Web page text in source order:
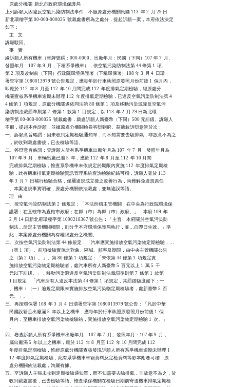
    原處分機關  新北市政府環境保護局
上列訴願人因違反空氣污染防制法事件，不服原處分機關民國 113  年 2  月 29 日
新北環稽字第 00-000-000025  號裁處書所為之處分，提起訴願一案，本府依法決定
如下：
    主    文
訴願駁回。
    事    實
緣訴願人所有機車（車牌號碼：000-0000、出廠年月：民國（下同）107 年 7  月、
發照年月：107 年 9  月，下稱系爭機車），依空氣污染防制法第 44 條第 1  項、
第 2  項及改制前（下同）行政院環境保護署（下稱環保署）108 年 3  月 4  日環
署空字第 1080013979 號公告規定，應每年於行車執照原發照月份前後 1  個月內，
即應於 112  年 8  月至 112  年 10 月間完成 112  年度排氣定期檢驗，經原處分
機關查核系爭機車逾期未辦理 112  年度排氣定期檢驗，已違反空氣污染防制法第 4
4 條第 1  項規定，原處分機關遂依同法第 80 條第 1  項及移動污染源違反空氣污
染防制法裁罰準則第 7  條第 1  款第 1  目規定，以 113  年 2  月 29 日新北環
稽字第 00-000-000025  號裁處書，裁處訴願人新臺幣（下同）500 元罰鍰。訴願人
不服，提起本件訴願，並據原處分機關檢卷答辯到府。茲摘敘訴辯意旨於次：
一、訴願意旨略謂：因未收到定期檢驗通知單，而不知需要去驗排氣，非故意不為之
    ，於收到裁處書後，已去檢驗等語。
二、答辯意旨略謂：查訴願人所有系爭機車出廠年月為 107  年 7  月，發照年月為
    107 年 9  月，車輛出廠已逾 5  年，應於 112  年 8  月至 112  年 10 月間
    完成排氣定期檢驗，惟查系爭機車未依規定於期限內實施 112  年度排氣定期檢
    驗，此有機車排氣定期檢驗資訊管理系統查詢檢驗紀錄可稽，訴願人雖於 113
    年 3  月 7  日補行檢驗合格，僅屬違規成立後之改善行為，尚難解免違規責任
    。本案違規事實明確，原處分機關依法裁處，並無違誤等語。
    理    由
一、按空氣污染防制法第 2  條規定：「本法所稱主管機關：在中央為行政院環境保
    護署；在直轄市為直轄市政府；在縣（市）為縣（巿）政府。」，本府 109  年
    2 月 14 日新北府環秘字第 1090218367 號公告：「主旨：本府關於空氣污染防
    制法…所定主管機關權限，劃分予本府環境保護局執行，並…自即日生效。」準
    此，本案原處分機關為有權限處分之機關。
二、次按空氣污染防制法第 44 條規定：「汽車應實施排放空氣污染物定期檢驗，…
    （第 1  項）。前項檢驗實施之對象、區域、頻率及期限，由中央主管機關公告
    之（第 2  項）。」、第 80 條第 1  項規定：「未依第 44 條第 1  項規定實
    施排放空氣污染物定期檢驗者，處汽車所有人新臺幣 5  百元以上 1  萬 5  千
    元以下罰鍰。」，移動污染源違反空氣污染防制法裁罰準則第 7  條第 1  款第
    1 目規定：「汽車所有人違反本法第 44 條第 1  項規定，其罰鍰額度如下：一
    、機車：（一）逾規定期限未實施排放空氣污染物定期檢驗者，處新臺幣 5  百
    元。」。
三、再按環保署 108  年 3  月 4  日環署空字第 1080013979 號公告：「凡於中華
    民國設籍且出廠滿 5  年以上之機車，應每年於行車執照原發照月份前後 1  個
    月內，至機車排放空氣污染物檢驗站，實施排放空氣污染物定期檢驗 1  次。」
    。
四、卷查訴願人所有系爭機車出廠年月：107 年 7  月、發照年月：107 年 9  月，
    屬出廠滿 5  年以上之機車，應於 112  年 8  月至 112  年 10 月間完成 112
    年度排氣定期檢驗，惟經原處分機關查核發現訴願人所有系爭機車逾期未辦理 1
    12  年度排氣定期檢驗，此有系爭機車車籍資料及定檢資料等影本附卷可稽，原
    處分機關依法裁處，洵屬有據。
五、至訴願人主張未收到定期檢驗通知單，而不知需要去驗排氣，非故意不為之，於
    收到裁處書後，已去檢驗等語。惟查環保機關在檢驗日期前寄送機車排氣定期檢